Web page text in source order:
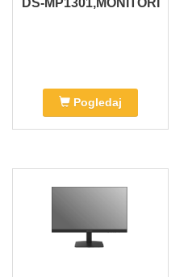
DS-MP1301,MONITORI
Pogledaj